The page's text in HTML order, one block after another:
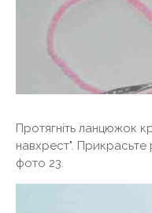
Протягніть ланцюжок
навхрест". Прикрасьте
фото 23.